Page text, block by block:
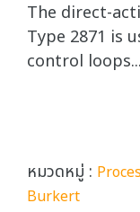
The direct-
Type 2871 is
control loops...
หมวดหมู่ :
Burkert